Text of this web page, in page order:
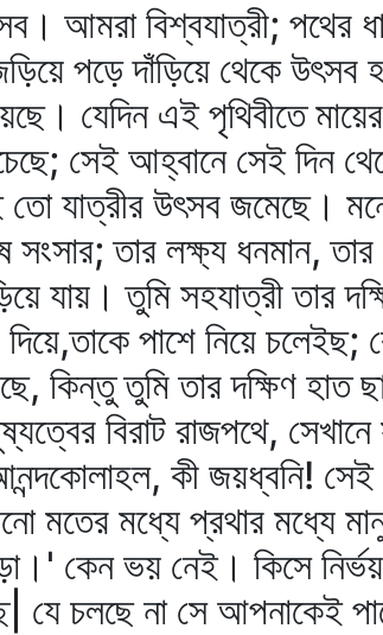
আমরা বিশ্বযাত্রী; পথের
পড়ে দাঁড়িয়ে থেকে
যেদিন এই পৃথিবীতে
সেই আহ্বানে সেই দিন
তো যাত্রীর উৎসব জমেছে।
সংসার; তার লক্ষ্য ধনমান,
যায়। তুমি সহযাত্রী তার
দিয়ে,তাকে পাশে নিয়ে
কিন্তু তুমি তার দক্ষিণ হাত
বিরাট রাজপথে,
কী জয়ধ্বনি!
মতের মধ্যে প্রথার মধ্যে
কেন ভয় নেই। কিসে
যে চলছে না সে আপনাকেই